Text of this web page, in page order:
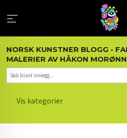
innholdet
NORSK KUNSTNER BLOGG -
MALERIER AV HÅKON
Vis kategorier